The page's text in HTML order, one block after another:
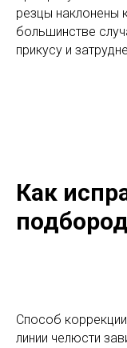
резцы наклонены
большинстве
прикусу и
Как
Способ
линии челюсти